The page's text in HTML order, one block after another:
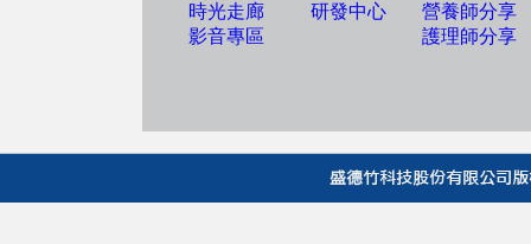
時光走廊
影音專區
研發中心
營養師分享
護理師分享